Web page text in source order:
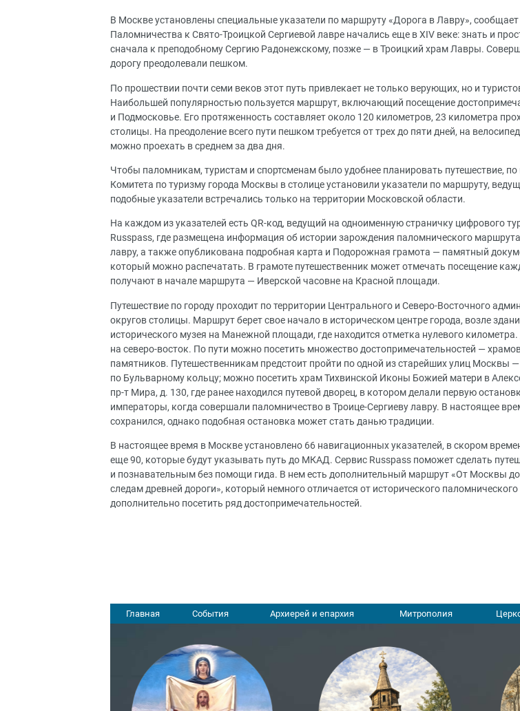
В Москве установлены специальные указатели по маршруту «Дорога в Лавру»,
Паломничества к Свято-Троицкой Сергиевой лавре начались еще в XIV веке: знать и
сначала к преподобному Сергию Радонежскому, позже — в Троицкий храм Лавры.
дорогу преодолевали пешком.
По прошествии почти семи веков этот путь привлекает не только верующих, но и
Наибольшей популярностью пользуется маршрут, включающий посещение
и Подмосковье. Его протяженность составляет около 120 километров, 23 километра
столицы. На преодоление всего пути пешком требуется от трех до пяти дней, на
можно проехать в среднем за два дня.
Чтобы паломникам, туристам и спортсменам было удобнее планировать путешествие, по
Комитета по туризму города Москвы в столице установили указатели по маршруту,
подобные указатели встречались только на территории Московской области.
На каждом из указателей есть QR-код, ведущий на одноименную страничку цифрового
Russpass, где размещена информация об истории зарождения паломнического
лавру, а также опубликована подробная карта и Подорожная грамота — памятный
который можно распечатать. В грамоте путешественник может отмечать посещение
получают в начале маршрута — Иверской часовне на Красной площади.
Путешествие по городу проходит по территории Центрального и Северо-Восточного
округов столицы. Маршрут берет свое начало в историческом центре города, возле
исторического музея на Манежной площади, где находится отметка нулевого
на северо-восток. По пути можно посетить множество достопримечательностей —
памятников. Путешественникам предстоит пройти по одной из старейших улиц Москвы
по Бульварному кольцу; можно посетить храм Тихвинской Иконы Божией матери в
пр-т Мира, д. 130, где ранее находился путевой дворец, в котором делали первую
императоры, когда совершали паломничество в Троице-Сергиеву лавру. В настоящее
сохранился, однако подобная остановка может стать данью традиции.
В настоящее время в Москве установлено 66 навигационных указателей, в скором
еще 90, которые будут указывать путь до МКАД. Сервис Russpass поможет сделать
и познавательным без помощи гида. В нем есть дополнительный маршрут «От Москвы
следам древней дороги», который немного отличается от исторического паломнического
дополнительно посетить ряд достопримечательностей.
Главная События Архиерей и епархия Митрополия